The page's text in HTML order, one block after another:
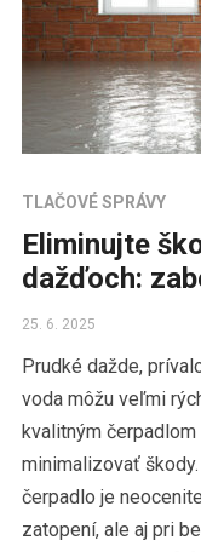
TLAČOVÉ SPRÁVY
Eliminujte
dažďoch:
25. 6. 2025
Prudké dažde,
voda môžu veľmi
kvalitným
minimalizovať
čerpadlo je
zatopení, ale aj pri